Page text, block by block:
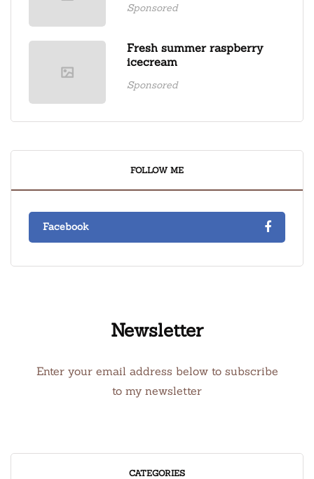
Sponsored
Fresh summer raspberry
icecream
Sponsored
FOLLOW ME
Facebook
Newsletter
Enter your email address below to subscribe
to my newsletter
CATEGORIES